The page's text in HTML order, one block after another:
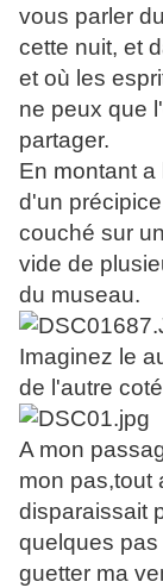
vous parler
cette nuit, et
et où les
ne peux que
partager.
En montant a
d'un
couché sur
vide de
du museau.
Imaginez le
de l'autre
A mon
mon pas,tout
disparaissait
quelques
guetter ma